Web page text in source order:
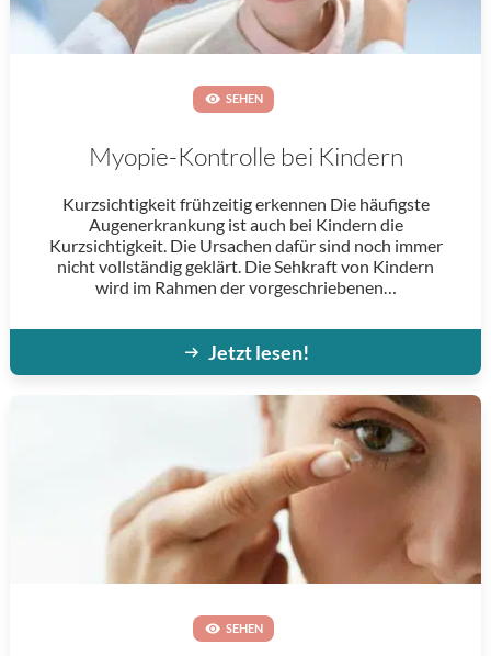
SEHEN
Myopie-Kontrolle bei Kindern
Kurzsichtigkeit frühzeitig erkennen Die häufigste
Augenerkrankung ist auch bei Kindern die
Kurzsichtigkeit. Die Ursachen dafür sind noch immer
nicht vollständig geklärt. Die Sehkraft von Kindern
wird im Rahmen der vorgeschriebenen…
Jetzt lesen!
SEHEN